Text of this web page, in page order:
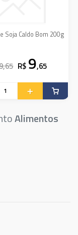
Soja Caldo Bom 200g
R$ 9,65
Alimentos